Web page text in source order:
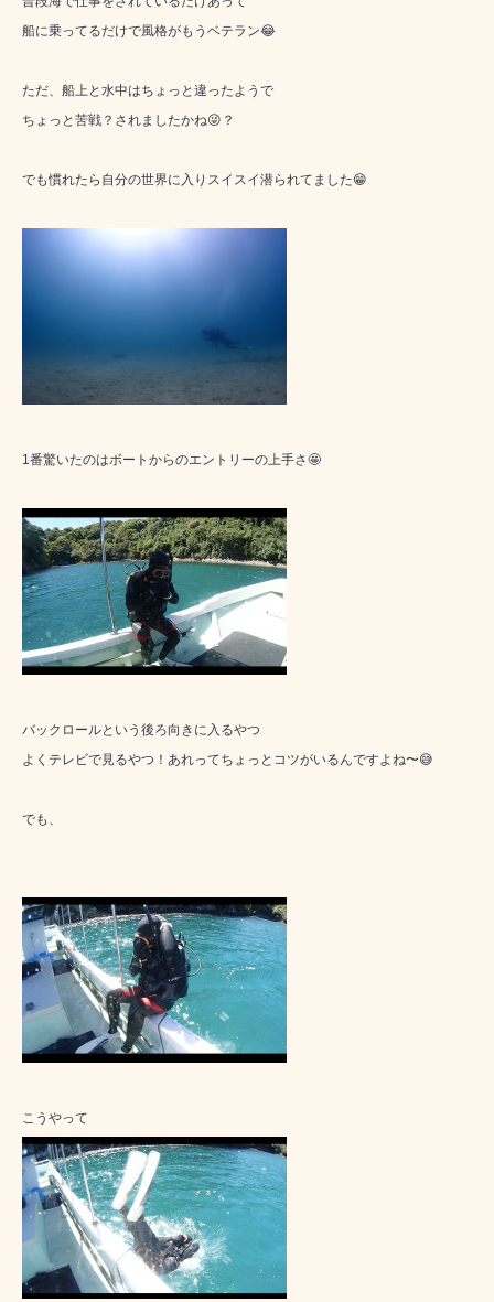
船に乗ってるだけで風格がもうベテラン😂
ただ、船上と水中はちょっと違ったようで
ちょっと苦戦？されましたかね😜？
でも慣れたら自分の世界に入りスイスイ潜られてました😁
1番驚いたのはボートからのエントリーの上手さ🤩
バックロールという後ろ向きに入るやつ
よくテレビで見るやつ！あれってちょっとコツがいるんですよね〜😅
でも、
こうやって